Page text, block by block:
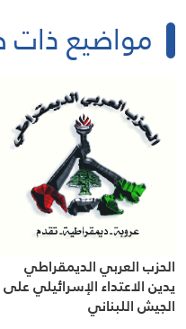
مواضيع ذات
الحزب العربي الديمقراطي
يدين الاعتداء الإسرائيلي على
الجيش اللبناني